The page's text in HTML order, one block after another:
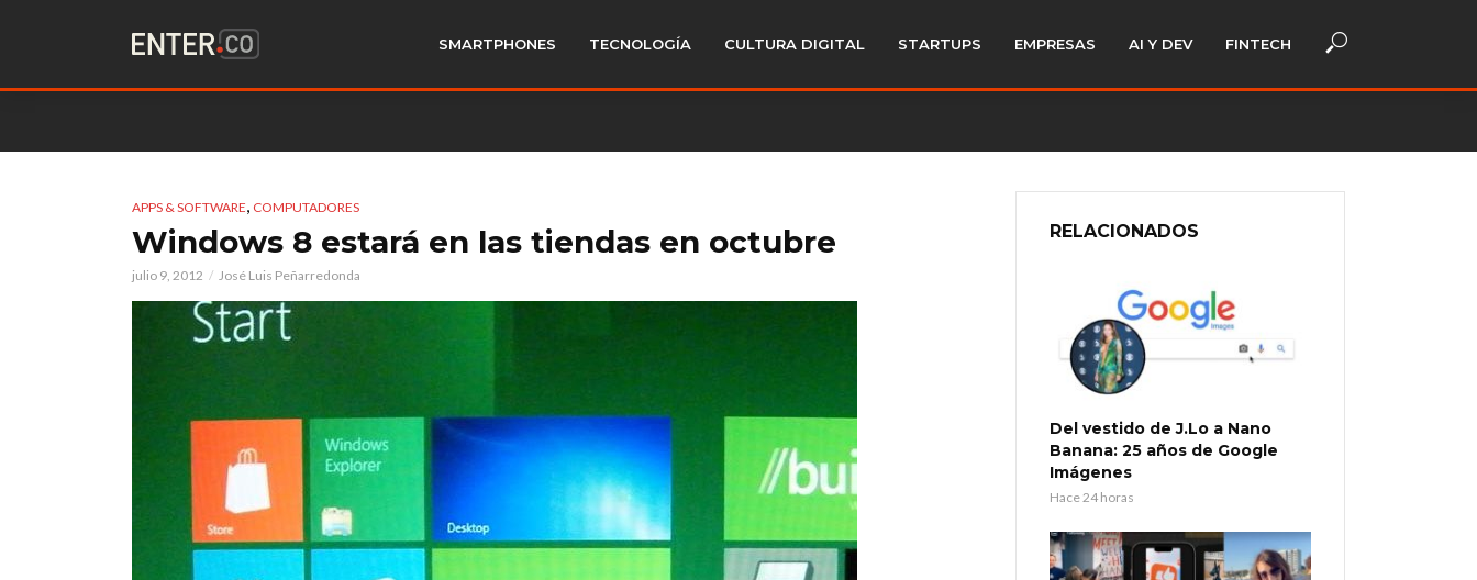
SMARTPHONES TECNOLOGÍA CULTURA DIGITAL STARTUPS EMPRESAS AI Y DEV FINTECH
APPS & SOFTWARE, COMPUTADORES
Windows 8 estará en las tiendas en octubre
julio 9, 2012 José Luis Peñarredonda
RELACIONADOS
Del vestido de J.Lo a Nano
Banana: 25 años de Google
Imágenes
Hace 24 horas